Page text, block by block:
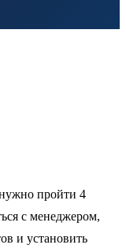
пройти 4
с менеджером,
и установить